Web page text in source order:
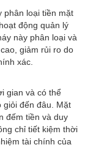
phân loại tiền mặt
động quản lý
này phân loại và
giảm rủi ro do
xác.
gian và có thể
giỏi đến đâu. Mặt
đếm tiền và duy
chỉ tiết kiệm thời
tài chính của